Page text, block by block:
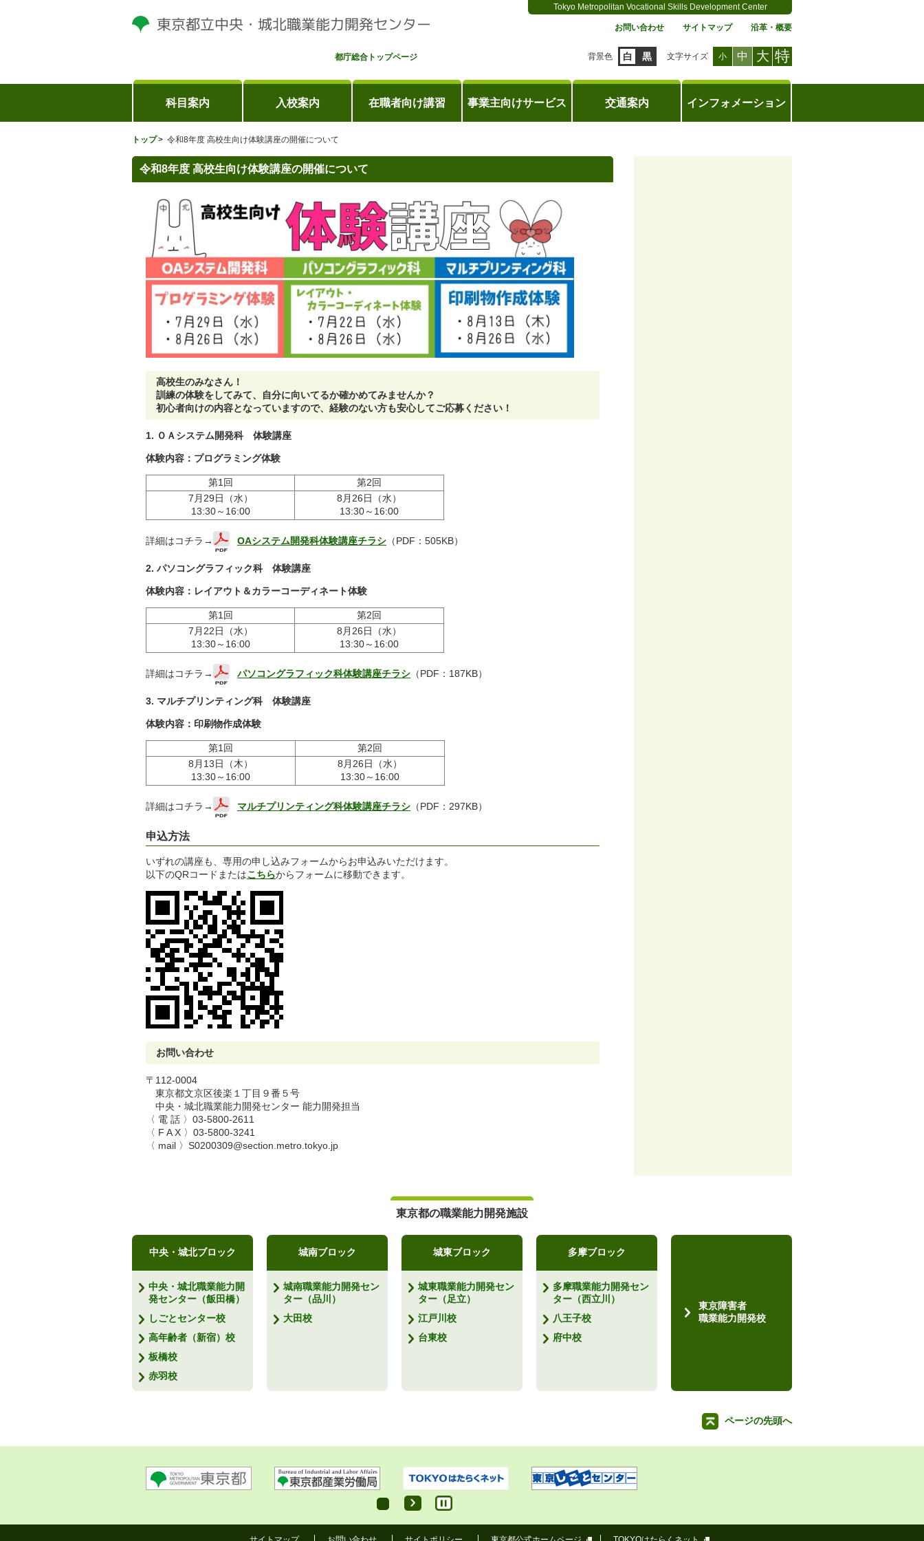
Tokyo Metropolitan Vocational Skills Development Center
科目案内 入校案内 在職者向け講習 事業主向けサービス 交通案内 インフォメーション
背景色 白 黒 文字サイズ 小 中 大 特
お問い合わせ サイトマップ 沿革・概要
都庁総合トップページ
トップ 令和8年度 高校生向け体験講座の開催について
令和8年度 高校生向け体験講座の開催について
高校生のみなさん！
訓練の体験をしてみて、自分に向いてるか確かめてみませんか？
初心者向けの内容となっていますので、経験のない方も安心してご応募ください！
1. ＯＡシステム開発科 体験講座
体験内容：プログラミング体験
第1回
第2回
7月29日（水）
13:30～16:00
8月26日（水）
13:30～16:00
詳細はコチラ→ OAシステム開発科体験講座チラシ （PDF：505KB）
2. パソコングラフィック科 体験講座
体験内容：レイアウト＆カラーコーディネート体験
第1回
第2回
7月22日（水）
13:30～16:00
8月26日（水）
13:30～16:00
詳細はコチラ→ パソコングラフィック科体験講座チラシ （PDF：187KB）
3. マルチプリンティング科 体験講座
体験内容：印刷物作成体験
第1回
第2回
8月13日（木）
13:30～16:00
8月26日（水）
13:30～16:00
詳細はコチラ→ マルチプリンティング科体験講座チラシ （PDF：297KB）
申込方法
いずれの講座も、専用の申し込みフォームからお申込みいただけます。
以下のQRコードまたはこちらからフォームに移動できます。
お問い合わせ
〒112-0004
東京都文京区後楽１丁目９番５号
中央・城北職業能力開発センター 能力開発担当
〈 電 話 〉03-5800-2611
〈 F A X 〉03-5800-3241
〈 mail 〉 S0200309@section.metro.tokyo.jp
東京都の職業能力開発施設
中央・城北ブロック
中央・城北職業能力開
発センター（飯田橋）
しごとセンター校
高年齢者（新宿）校
板橋校
赤羽校
城南ブロック
城南職業能力開発セン
ター（品川）
大田校
城東ブロック
城東職業能力開発セン
ター（足立）
江戸川校
台東校
多摩ブロック
多摩職業能力開発セン
ター（西立川）
八王子校
府中校
東京障害者
職業能力開発校
ページの先頭へ